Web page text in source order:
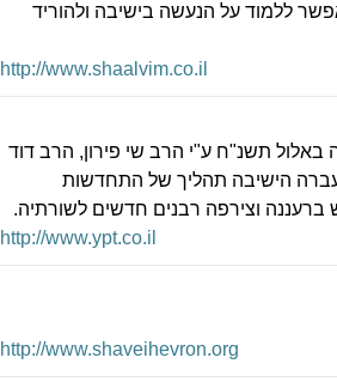
ללמוד על הנעשה בישיבה ולהוריד
http://www.shaalvim.co.il
תשנ"ח ע"י הרב שי פירון, הרב דוד
הישיבה תהליך של התחדשות
וצירפה רבנים חדשים לשורתיה.
http://www.ypt.co.il
http://www.shaveihevron.org